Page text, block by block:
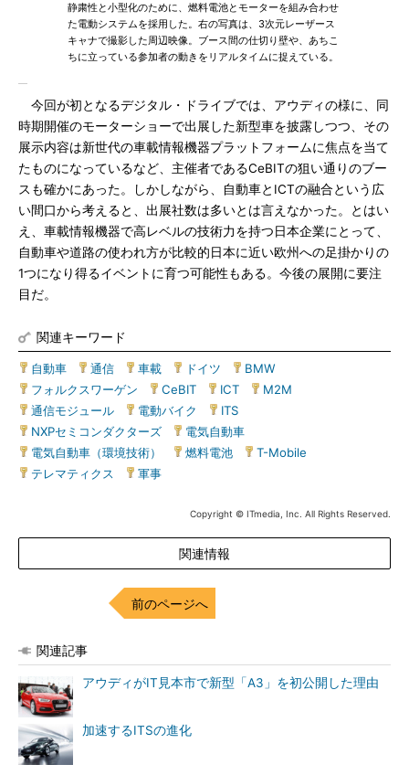
静粛性と小型化のために、燃料電池とモーターを組み合わせ
た電動システムを採用した。右の写真は、3次元レーザース
キャナで撮影した周辺映像。ブース間の仕切り壁や、あちこ
ちに立っている参加者の動きをリアルタイムに捉えている。
今回が初となるデジタル・ドライブでは、アウディの様に、同
時期開催のモーターショーで出展した新型車を披露しつつ、その
展示内容は新世代の車載情報機器プラットフォームに焦点を当て
たものになっているなど、主催者であるCeBITの狙い通りのブー
スも確かにあった。しかしながら、自動車とICTの融合という広
い間口から考えると、出展社数は多いとは言えなかった。とはい
え、車載情報機器で高レベルの技術力を持つ日本企業にとって、
自動車や道路の使われ方が比較的日本に近い欧州への足掛かりの
1つになり得るイベントに育つ可能性もある。今後の展開に要注
目だ。
関連キーワード
自動車 通信 車載 ドイツ BMW
フォルクスワーゲン
CeBIT ICT M2M
通信モジュール
電動バイク ITS
NXPセミコンダクターズ
電気自動車
電気自動車（環境技術）
燃料電池 T-Mobile
テレマティクス
軍事
Copyright © ITmedia, Inc. All Rights Reserved.
関連情報
前のページへ
関連記事
アウディがIT見本市で新型「A3」を初公開した理由
加速するITSの進化